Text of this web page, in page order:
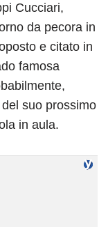
Cucciari,
da pecora in
e citato in
famosa
suo prossimo
in aula.